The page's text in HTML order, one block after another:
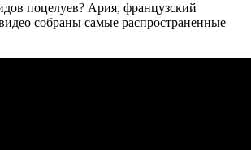
поцелуев? Ария, французский
собраны самые распространенные